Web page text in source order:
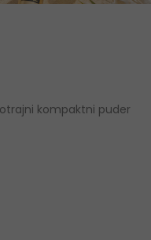
kompaktni puder